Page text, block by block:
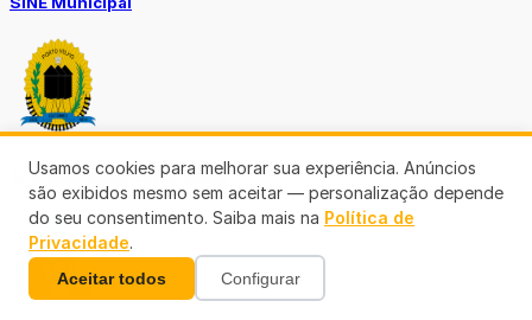
Transparência Porto Velho
Usamos cookies para melhorar sua experiência. Anúncios
são exibidos mesmo sem aceitar — personalização depende
do seu consentimento. Saiba mais na Política de
Privacidade.
Aceitar todos Configurar